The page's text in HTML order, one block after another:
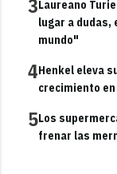
3Laureano
lugar a dudas,
mundo"
4Henkel eleva
crecimiento
5Los
frenar las